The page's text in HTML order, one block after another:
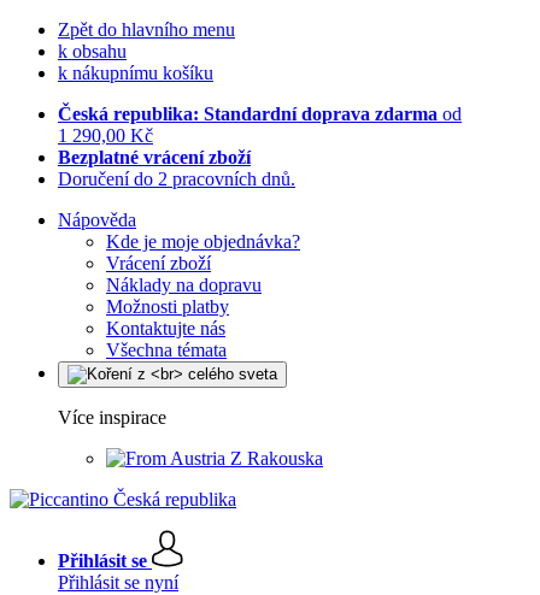
Zpět do hlavního menu
k obsahu
k nákupnímu košíku
Česká republika: Standardní doprava zdarma od
1 290,00 Kč
Bezplatné vrácení zboží
Doručení do 2 pracovních dnů.
Nápověda
Kde je moje objednávka?
Vrácení zboží
Náklady na dopravu
Možnosti platby
Kontaktujte nás
Všechna témata
Více inspirace
Z Rakouska
Přihlásit se
Přihlásit se nyní